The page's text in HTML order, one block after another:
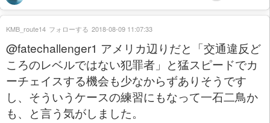
@fatechallenger1 アメリカ辺りだと「交通違反ど
ころのレベルではない犯罪者」と猛スピードでカ
ーチェイスする機会も少なからずありそうです
し、そういうケースの練習にもなって一石二鳥か
も、と言う気がしました。
KMB_route14 フォローする 2018-08-09 11:07:33